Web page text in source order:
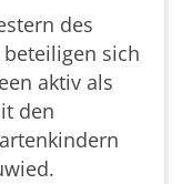
des
sich
aktiv als
den